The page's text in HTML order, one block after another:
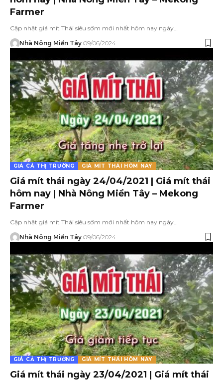
Farmer
Cập nhật giá mít Thái siêu sớm mới nhất hôm nay ngày…
Nhà Nông Miền Tây 09/06/2024
GIÁ CẢ THỊ TRƯỜNG GIÁ MÍT THÁI HÔM NAY
Giá mít thái ngày 24/04/2021 | Giá mít thái
hôm nay | Nhà Nông Miền Tây – Mekong
Farmer
Cập nhật giá mít Thái siêu sớm mới nhất hôm nay ngày…
Nhà Nông Miền Tây 09/06/2024
GIÁ CẢ THỊ TRƯỜNG GIÁ MÍT THÁI HÔM NAY
Giá mít thái ngày 23/04/2021 | Giá mít thái